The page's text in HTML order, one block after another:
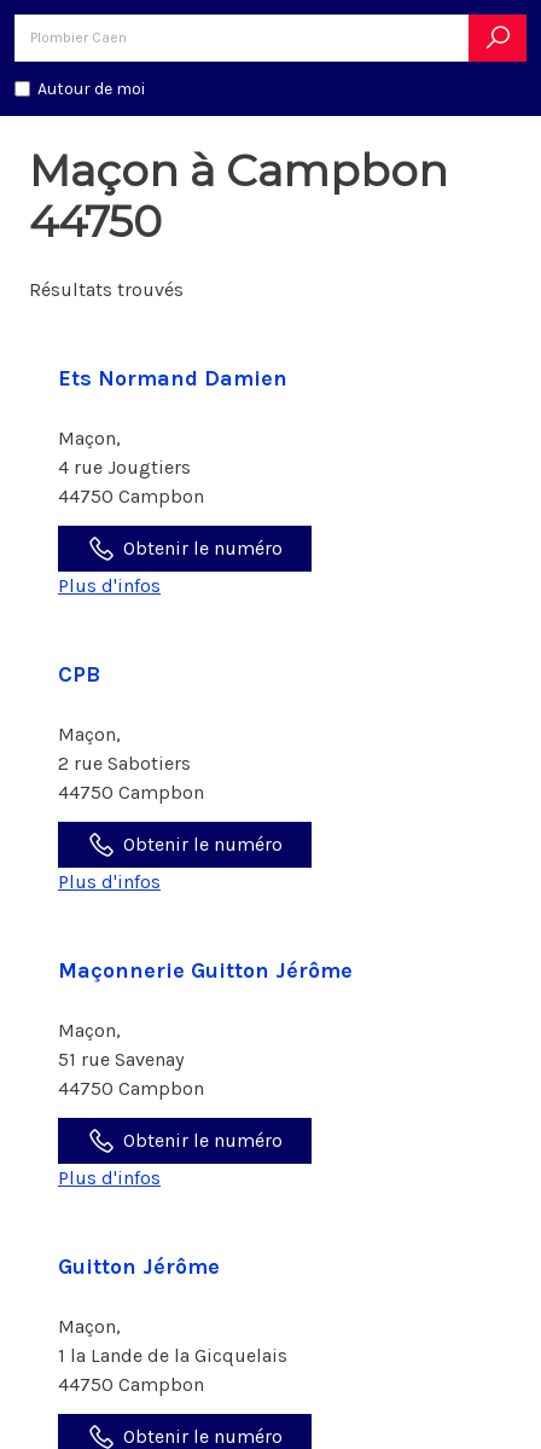
Autour de moi
Maçon à Campbon
44750
Résultats trouvés
Ets Normand Damien
Maçon,
4 rue Jougtiers
44750 Campbon
Obtenir le numéro
Plus d'infos
CPB
Maçon,
2 rue Sabotiers
44750 Campbon
Obtenir le numéro
Plus d'infos
Maçonnerie Guitton Jérôme
Maçon,
51 rue Savenay
44750 Campbon
Obtenir le numéro
Plus d'infos
Guitton Jérôme
Maçon,
1 la Lande de la Gicquelais
44750 Campbon
Obtenir le numéro